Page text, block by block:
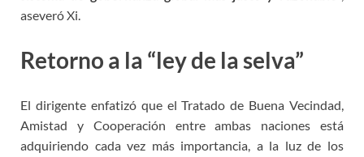
aseveró Xi.
Retorno a la “ley de la selva”
El dirigente enfatizó que el Tratado de Buena Vecindad,
Amistad y Cooperación entre ambas naciones está
adquiriendo cada vez más importancia, a la luz de los